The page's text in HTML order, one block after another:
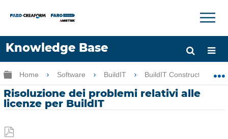
Knowledge Base
Lingua
Chiedere aiuto Accesso
×
Ingrandisci/riduci gerarchia globale
Home Software BuildIT BuildIT Construction
Risoluzione dei problemi relativi alle
licenze per BuildIT